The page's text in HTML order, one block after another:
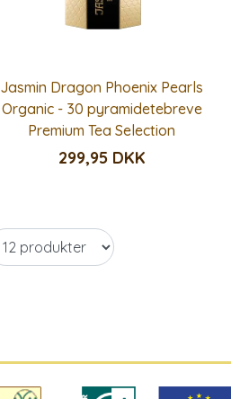
Jasmin Dragon Phoenix Pearls
Organic - 30 pyramidetebreve
Premium Tea Selection
299,95 DKK